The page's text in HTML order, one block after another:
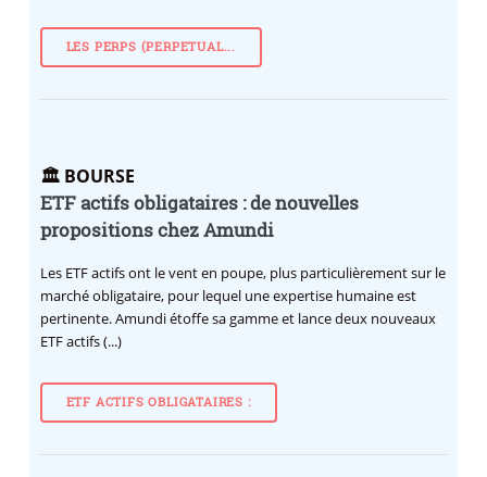
LES PERPS (PERPETUAL...
🏛️ BOURSE
ETF actifs obligataires : de nouvelles
propositions chez Amundi
Les ETF actifs ont le vent en poupe, plus particulièrement sur le
marché obligataire, pour lequel une expertise humaine est
pertinente. Amundi étoffe sa gamme et lance deux nouveaux
ETF actifs (...)
ETF ACTIFS OBLIGATAIRES :